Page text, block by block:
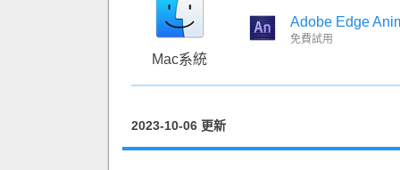
Mac系統
Adobe Edge
免費試用
2023-10-06 更新